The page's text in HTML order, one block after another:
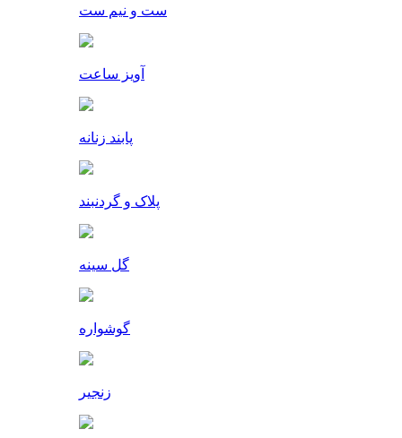
ست و نیم ست
آویز ساعت
پابند زنانه
پلاک و گردنبند
گل سینه
گوشواره
زنجیر